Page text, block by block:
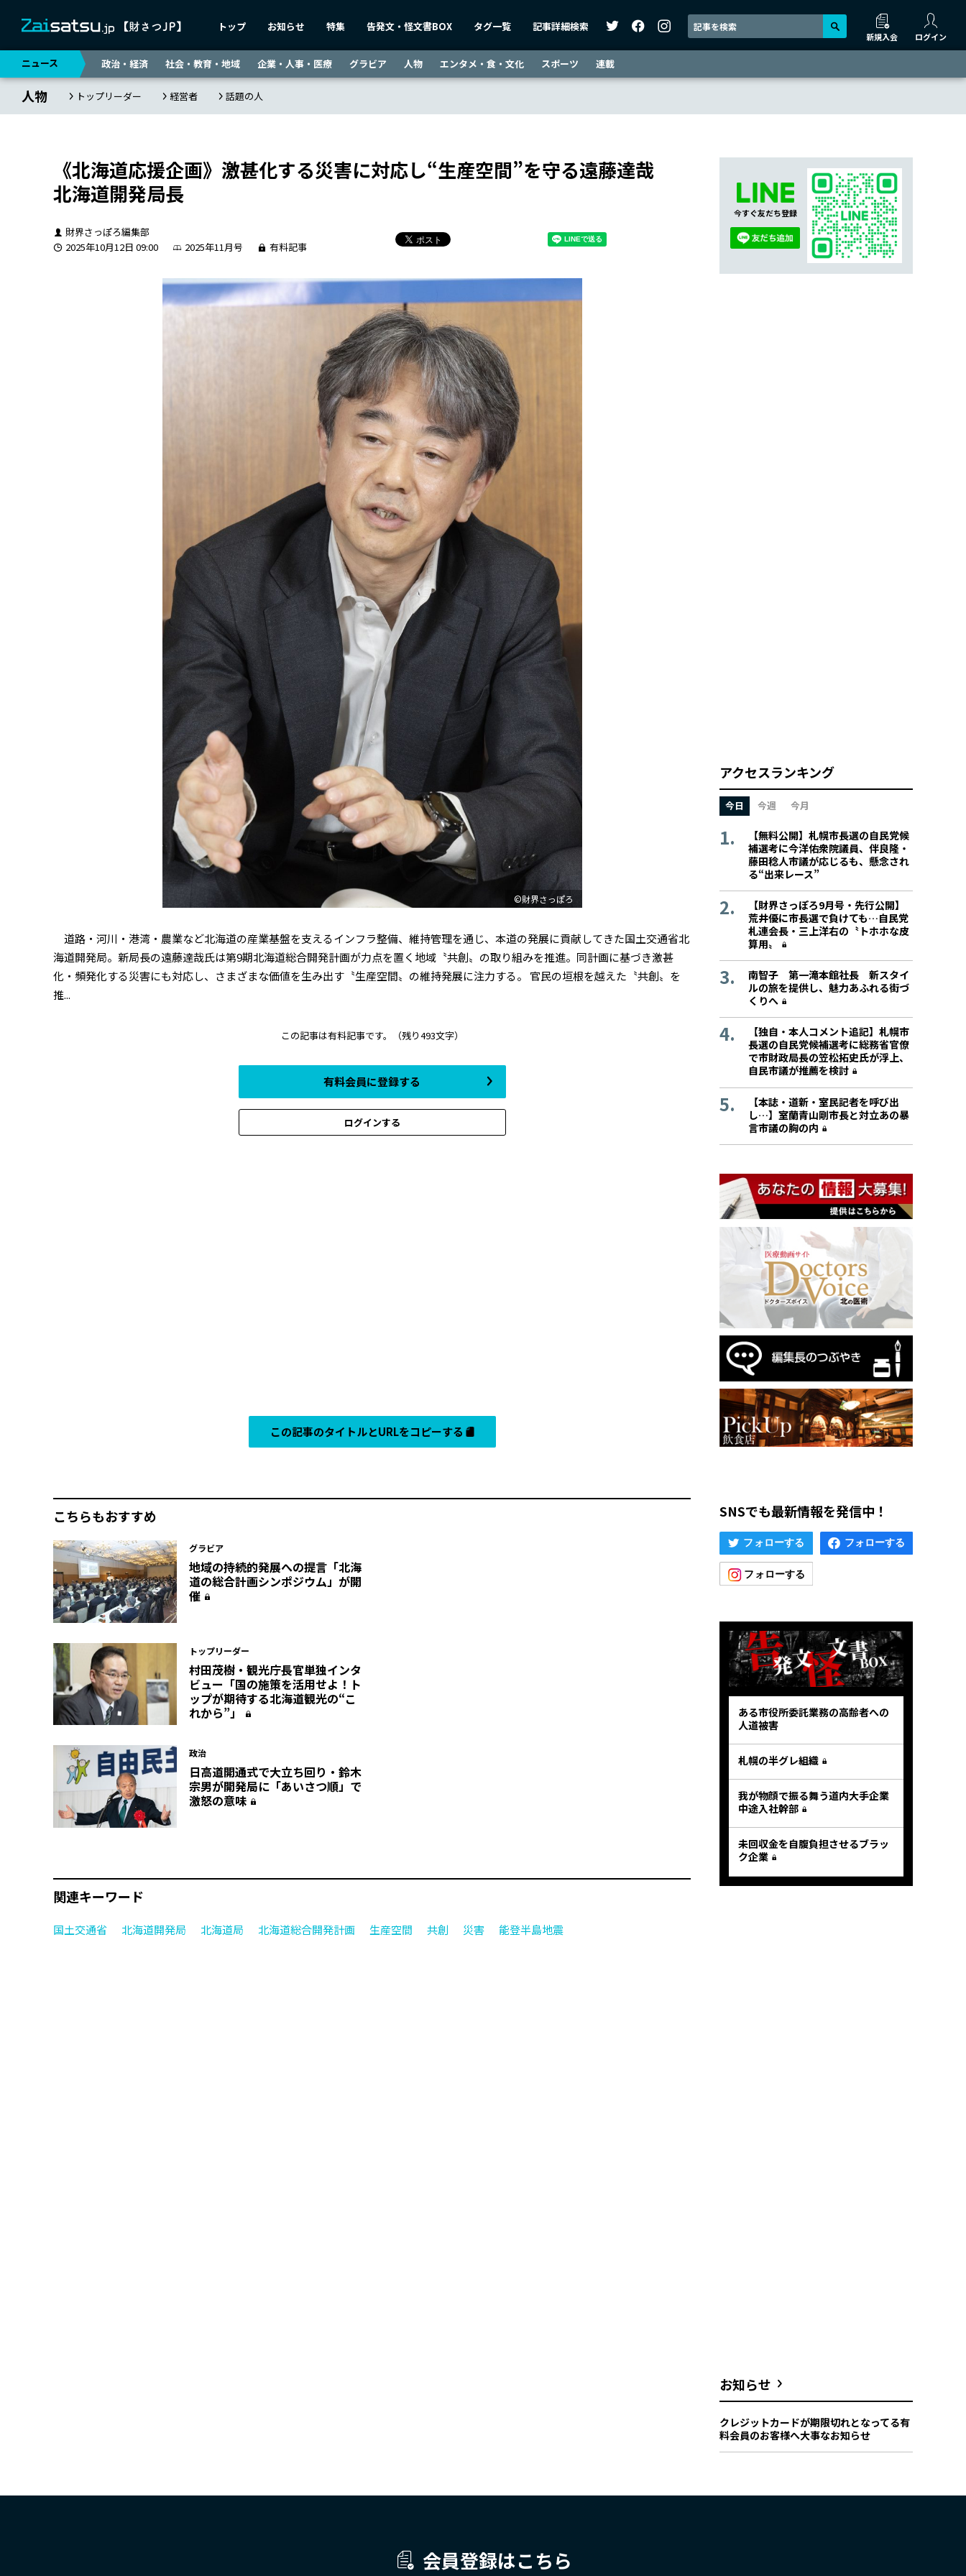
トップ お知らせ 特集 告発文・怪文書BOX タグ一覧 記事詳細検索
新規入会 ログイン
ニュース 政治・経済 社会・教育・地域 企業・人事・医療 グラビア 人物 エンタメ・食・文化 スポーツ 連載
人物 トップリーダー 経営者 話題の人
《北海道応援企画》激甚化する災害に対応し“生産空間”を守る――遠藤達哉
北海道開発局長
財界さっぽろ編集部
2025年10月12日 09:00
2025年11月号 有料記事
©財界さっぽろ
道路・河川・港湾・農業など北海道の産業基盤を支えるインフラ整備、維持管理を通じ、本道の発展に貢献してきた国土交通省北
海道開発局。新局長の遠藤達哉氏は第9期北海道総合開発計画が力点を置く地域〝共創〟の取り組みを推進。同計画に基づき激甚
化・頻発化する災害にも対応し、さまざまな価値を生み出す〝生産空間〟の維持発展に注力する。 官民の垣根を越えた〝共創〟を
推...
この記事は有料記事です。 （残り493文字）
有料会員に登録する
ログインする
この記事のタイトルとURLをコピーする
こちらもおすすめ
グラビア
地域の持続的発展への提言――「北海
道の総合計画シンポジウム」が開
催
トップリーダー
村田茂樹・観光庁長官単独インタ
ビュー「国の施策を活用せよ！ト
ップが期待する北海道観光の“こ
れから”」
政治
日高道開通式で大立ち回り・鈴木
宗男が開発局に「あいさつ順」で
激怒の意味
関連キーワード
国土交通省 北海道開発局 北海道局 北海道総合開発計画 生産空間 共創 災害 能登半島地震
今すぐ友だち登録
アクセスランキング
今日 今週 今月
【無料公開】札幌市長選の自民党候
補選考に今洋佑衆院議員、伴良隆・
藤田稔人市議が応じるも、懸念され
る“出来レース”
【財界さっぽろ9月号・先行公開】
荒井優に市長選で負けても…自民党
札連会長・三上洋右の〝トホホな皮
算用〟
南智子 第一滝本館社長 新スタイ
ルの旅を提供し、魅力あふれる街づ
くりへ
【独自・本人コメント追記】札幌市
長選の自民党候補選考に総務省官僚
で市財政局長の笠松拓史氏が浮上、
自民市議が推薦を検討
【本誌・道新・室民記者を呼び出
し…】室蘭青山剛市長と対立あの暴
言市議の胸の内
SNSでも最新情報を発信中！
ある市役所委託業務の高齢者への
人道被害
札幌の半グレ組織
我が物顔で振る舞う道内大手企業
中途入社幹部
未回収金を自腹負担させるブラッ
ク企業
お知らせ
クレジットカードが期限切れとなってる有
料会員のお客様へ大事なお知らせ
会員登録はこちら